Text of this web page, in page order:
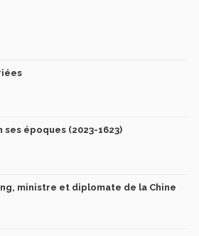
ses époques (2023-1623)
ministre et diplomate de la Chine